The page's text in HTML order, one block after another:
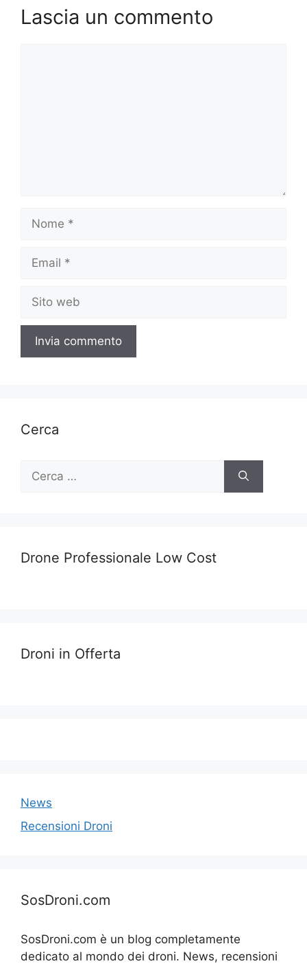
Lascia un commento
Nome
Email
Sito
web
Cerca
Ricerca
Drone Professionale Low Cost
Droni in Offerta
News
Recensioni Droni
SosDroni.com
SosDroni.com è un blog completamente
dedicato al mondo dei droni. News, recensioni